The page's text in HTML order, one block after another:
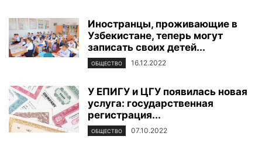
Иностранцы, проживающие в
Узбекистане, теперь могут
записать своих детей...
ОБЩЕСТВО 16.12.2022
У ЕПИГУ и ЦГУ появилась новая
услуга: государственная
регистрация...
ОБЩЕСТВО 07.10.2022